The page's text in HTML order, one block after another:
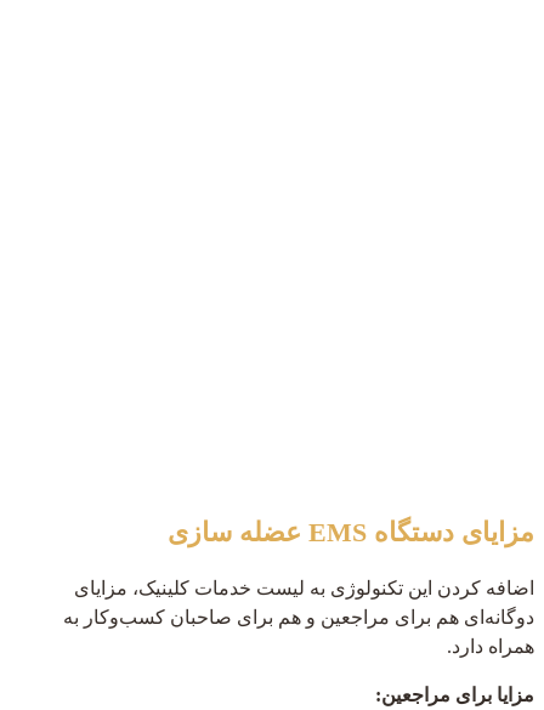
مزایای دستگاه EMS عضله سازی
اضافه کردن این تکنولوژی به لیست خدمات کلینیک، مزایای
دوگانه‌ای هم برای مراجعین و هم برای صاحبان کسب‌وکار به
همراه دارد.
مزایا برای مراجعین: